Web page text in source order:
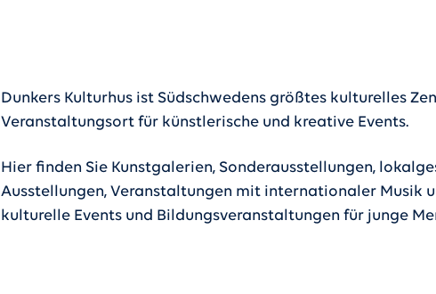
Dunkers Kulturhus ist Südschwedens größtes kulturelles
Veranstaltungsort für künstlerische und kreative Events.
Hier finden Sie Kunstgalerien, Sonderausstellungen,
Ausstellungen, Veranstaltungen mit internationaler Musik
kulturelle Events und Bildungsveranstaltungen für junge